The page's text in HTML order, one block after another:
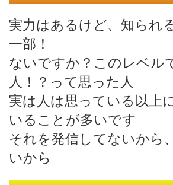
実力はあるけど、知られ
一部！
ないですか？このレベル
人！？って思った人
実は人は思っている以上
いることが多いです
それを発信してないから
いから